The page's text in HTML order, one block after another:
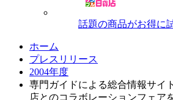
話題の商品がお得に
ホーム
プレスリリース
2004年度
専門ガイドによる総合情報サイ
店とのコラボレーションフェア